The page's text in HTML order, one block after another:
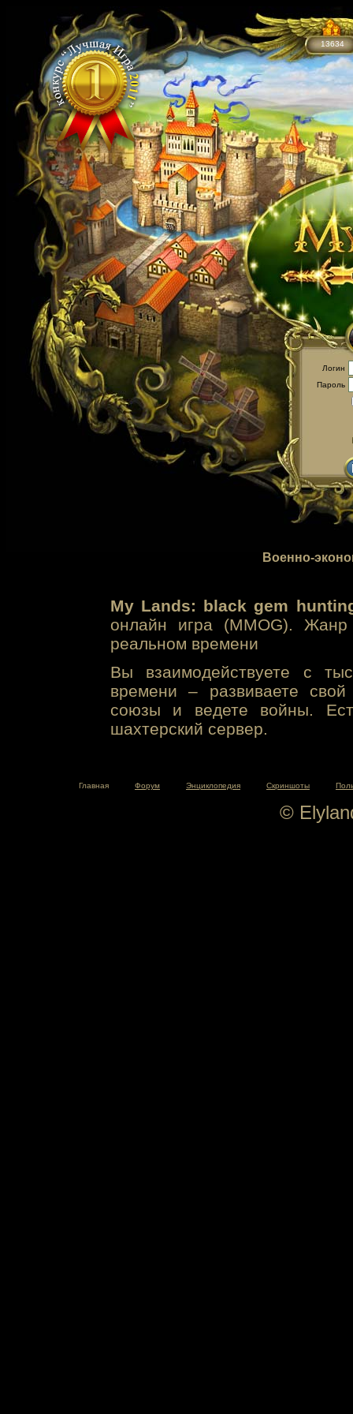
13634
Логин
Пароль
Военно-
My Lands: black gem
онлайн игра (MMOG). Жанр
реальном времени
Вы взаимодействуете с
времени – развиваете свой
союзы и ведете войны.
шахтерский сервер.
Главная Форум Энциклопедия Скриншоты
©